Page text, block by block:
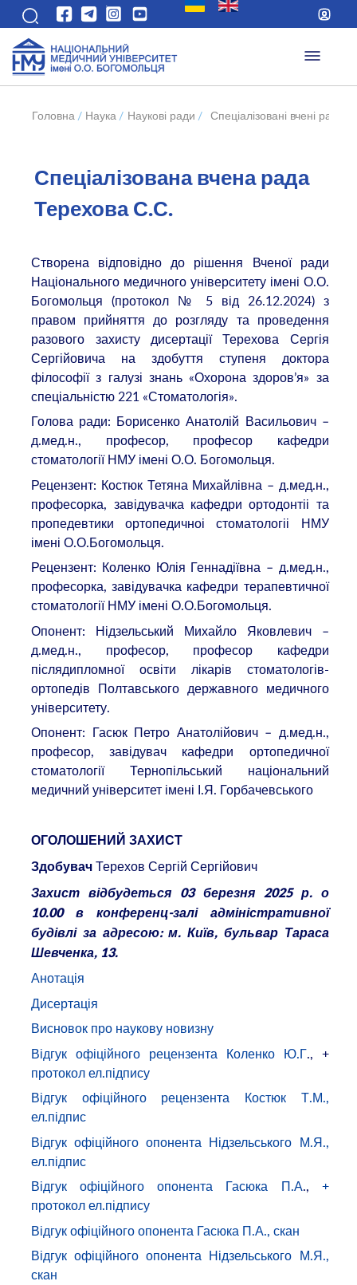
Головна / Наука / Наукові ради / Спеціалізовані вчені ради
Спеціалізована вчена рада
Терехова С.С.
Створена відповідно до рішення Вченої ради
Національного медичного університету імені О.О.
Богомольця (протокол № 5 від 26.12.2024) з
правом прийняття до розгляду та проведення
разового захисту дисертаціїТерехова Сергія
Сергійовича на здобуття ступеня доктора
філософії з галузі знань «Охорона здоров’я» за
спеціальністю 221 «Стоматологія».
Голова ради: Борисенко Анатолій Васильович –
д.мед.н., професор, професор кафедри
стоматології НМУ імені О.О. Богомольця.
Рецензент: Костюк Тетяна Михайлівна – д.мед.н.,
професорка, завідувачка кафедри ортодонтіі та
пропедевтики ортопедичноі стоматологіі НМУ
імені О.О.Богомольця.
Рецензент: Коленко Юлія Геннадіївна – д.мед.н.,
професорка, завідувачка кафедри терапевтичної
стоматології НМУ імені О.О.Богомольця.
Опонент: Нідзельський Михайло Яковлевич –
д.мед.н., професор, професор кафедри
післядипломної освіти лікарів стоматологів-
ортопедів Полтавського державного медичного
університету.
Опонент: Гасюк Петро Анатолійович – д.мед.н.,
професор, завідувач кафедри ортопедичної
стоматології Тернопільський національний
медичний університет імені І.Я. Горбачевського
ОГОЛОШЕНИЙ ЗАХИСТ
ЗдобувачТерехов Сергій Сергійович
Захист відбудеться 03 березня 2025 р. о
10.00 в конференц-залі адміністративної
будівлі за адресою: м. Київ, бульвар Тараса
Шевченка, 13.
Анотація
Дисертація
Висновок про наукову новизну
Відгук офіційного рецензента Коленко Ю.Г., +
протокол ел.підпису
Відгук офіційного рецензента Костюк Т.М.,
ел.підпис
Відгук офіційного опонента Нідзельського М.Я.,
ел.підпис
Відгук офіційного опонента Гасюка П.А., +
протокол ел.підпису
Відгук офіційного опонента Гасюка П.А., скан
Відгук офіційного опонента Нідзельського М.Я.,
скан